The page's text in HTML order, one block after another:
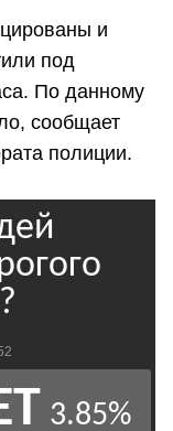
и
под
По данному
сообщает
полиции.